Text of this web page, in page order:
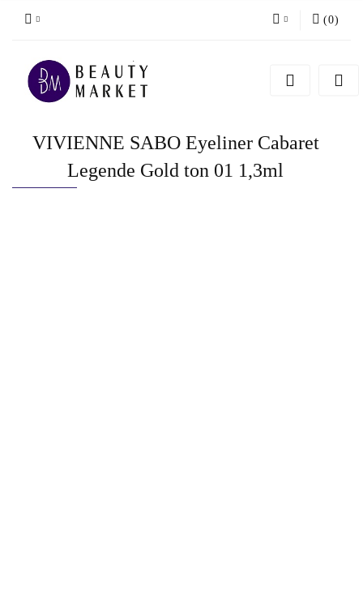
Zarejestruj się
(0)
VIVIENNE SABO Eyeliner Cabaret
Legende Gold ton 01 1,3ml